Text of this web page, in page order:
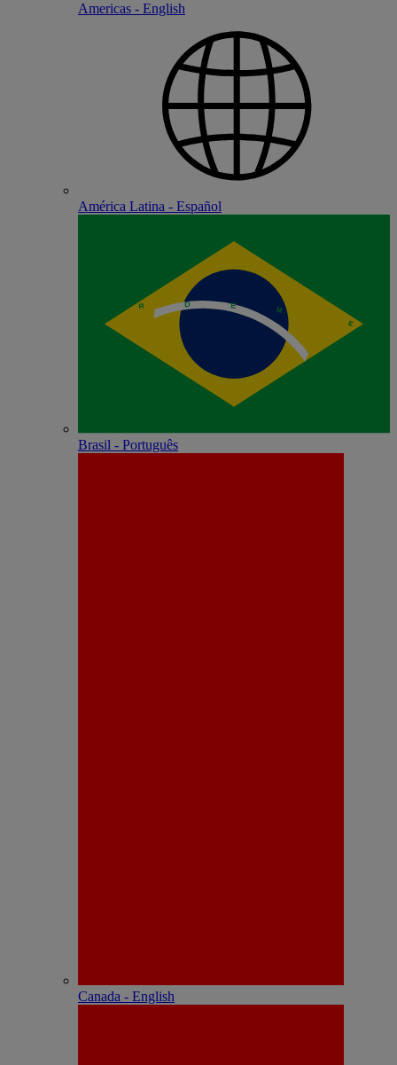
Americas - English
América Latina - Español
Brasil - Português
Canada - English